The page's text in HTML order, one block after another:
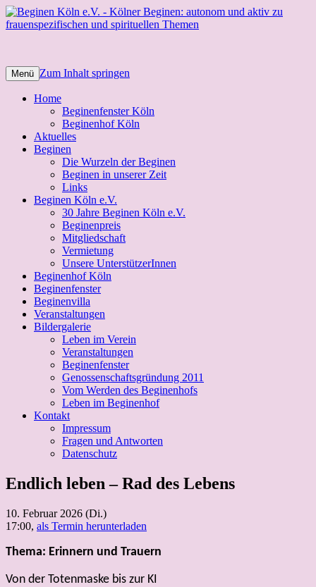
Beginen Köln e.V.
Kölner Beginen: autonom und aktiv zu
Themen
Menü Zum Inhalt springen
Home
Beginenfenster Köln
Beginenhof Köln
Aktuelles
Beginen
Die Wurzeln der Beginen
Beginen in unserer Zeit
Links
Beginen Köln e.V.
30 Jahre Beginen Köln e.V.
Beginenpreis
Mitgliedschaft
Vermietung
Unsere UnterstützerInnen
Beginenhof Köln
Beginenfenster
Beginenvilla
Veranstaltungen
Bildergalerie
Leben im Verein
Veranstaltungen
Beginenfenster
Genossenschaftsgründung 2011
Vom Werden des Beginenhofs
Leben im Beginenhof
Kontakt
Impressum
Fragen und Antworten
Datenschutz
Endlich leben – Rad des Lebens
10. Februar 2026 (Di.)
17:00, als Termin herunterladen
Thema: Erinnern und Trauern
Von der Totenmaske bis zur KI